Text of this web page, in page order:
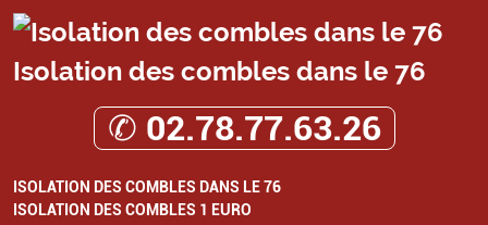
Isolation des combles dans le 76
✆ 02.78.77.63.26
ISOLATION DES COMBLES DANS LE 76
ISOLATION DES COMBLES 1 EURO